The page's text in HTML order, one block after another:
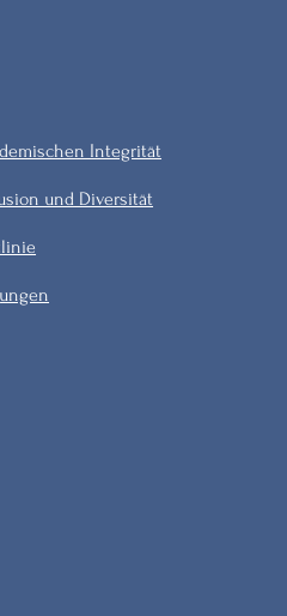
Integrität
und Diversität